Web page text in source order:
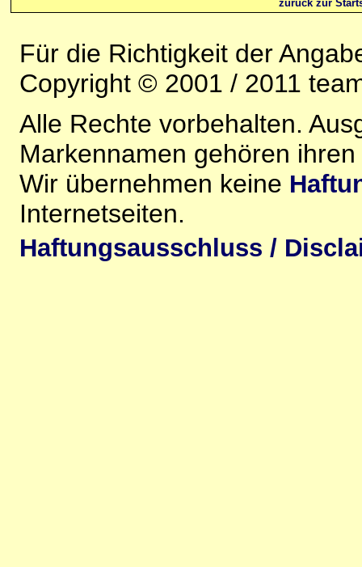
zurück zur
Für die Richtigkeit der
Copyright © 2001 / 2011
Alle Rechte vorbehalten.
Markennamen gehören
Wir übernehmen keine
Internetseiten.
Haftungsausschluss /